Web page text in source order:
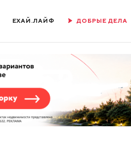
ЕХАЙ.ЛАЙФ ДОБРЫЕ ДЕЛА